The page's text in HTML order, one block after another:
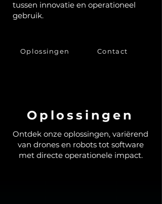
tussen innovatie en operationeel
gebruik.
Oplossingen Contact
Oplossingen
Ontdek onze oplossingen, variërend
van drones en robots tot software
met directe operationele impact.